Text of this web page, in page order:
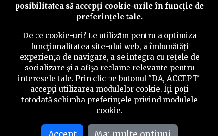
De exemplu, la nota 98 de la pagina 62 este menționată
afectează interesele financiare ale Uniunii Europene”,
semnată de Nicolae Ghinea și apărută în anul 2008 la
Editura Sitech din Craiova.
Această notă este pusă după o definiție dată corporației
multinaționale, însă în cartea lui Ghinea nu există nicio
referire la corporații naționale, multinaționale sau
Același lucru se întâmplă și în cazul notei de subsol 101,
posibilitatea să accepţi cookie-urile în funcţie de
preferinţele tale.
De ce cookie-uri? Le utilizăm pentru a optimiza
funcţionalitatea site-ului web, a îmbunătăţi
experienţa de navigare, a se integra cu reţele de
socializare şi a afişa reclame relevante pentru
interesele tale. Prin clic pe butonul "DA, ACCEPT"
accepţi utilizarea modulelor cookie. Îţi poţi
totodată schimba preferinţele privind modulele
cookie.